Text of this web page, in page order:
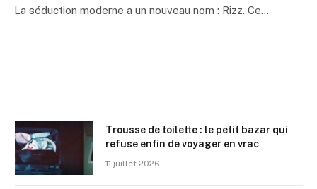
La séduction moderne a un nouveau nom : Rizz. Ce…
Trousse de toilette : le petit bazar qui
refuse enfin de voyager en vrac
11 juillet 2026